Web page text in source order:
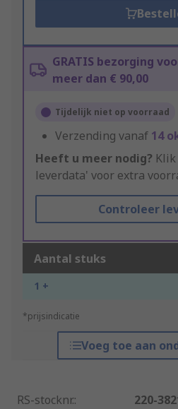
GRATIS bezorging
meer dan € 90,00
Tijdelijk niet op voorraad
Verzending vanaf 14
Heeft u meer nodig?
leverdata' voor extra
Controleer
Aantal stuks
1 +
*prijsindicatie
Voeg toe aan
RS-stocknr.:
220-